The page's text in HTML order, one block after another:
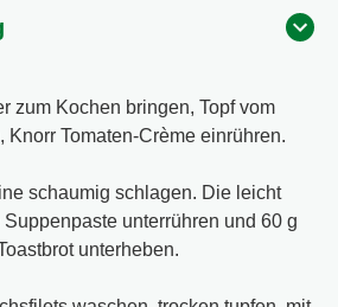
zum Kochen bringen, Topf vom
Knorr Tomaten-Crème einrühren.
schaumig schlagen. Die leicht
unterrühren und 60 g
unterheben.